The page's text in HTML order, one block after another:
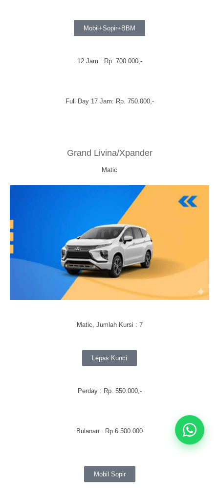
Mobil+Sopir+BBM
12 Jam : Rp. 700.000,-
Full Day 17 Jam: Rp. 750.000,-
Grand Livina/Xpander
Matic
Matic, Jumlah Kursi : 7
Lepas Kunci
Perday: Rp. 550.000,-
Bulanan : Rp 6.500.000
Mobil Sopir